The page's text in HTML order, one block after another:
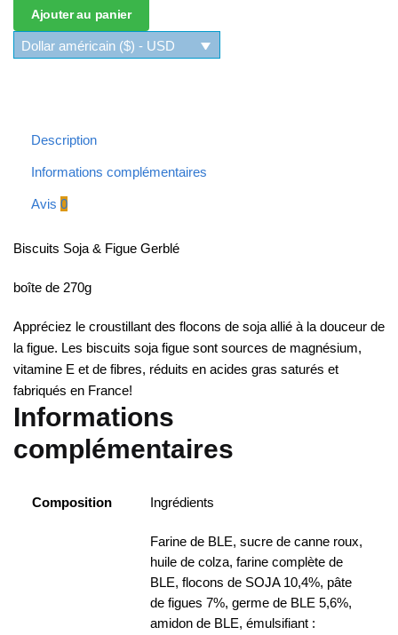
Ajouter au panier
Dollar américain ($) - USD
Description
Informations complémentaires
Avis 0
Biscuits Soja & Figue Gerblé
boîte de 270g
Appréciez le croustillant des flocons de soja allié à la douceur de
la figue. Les biscuits soja figue sont sources de magnésium,
vitamine E et de fibres, réduits en acides gras saturés et
fabriqués en France!
Informations
complémentaires
Composition Ingrédients
Farine de BLE, sucre de canne roux,
huile de colza, farine complète de
BLE, flocons de SOJA 10,4%, pâte
de figues 7%, germe de BLE 5,6%,
amidon de BLE, émulsifiant :